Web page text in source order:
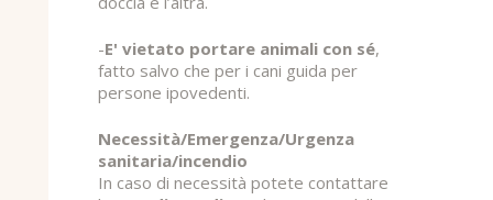
-E' vietato portare animali con sé,
fatto salvo che per i cani guida per
persone ipovedenti.
Necessità/Emergenza/Urgenza
sanitaria/incendio
In caso di necessità potete contattare